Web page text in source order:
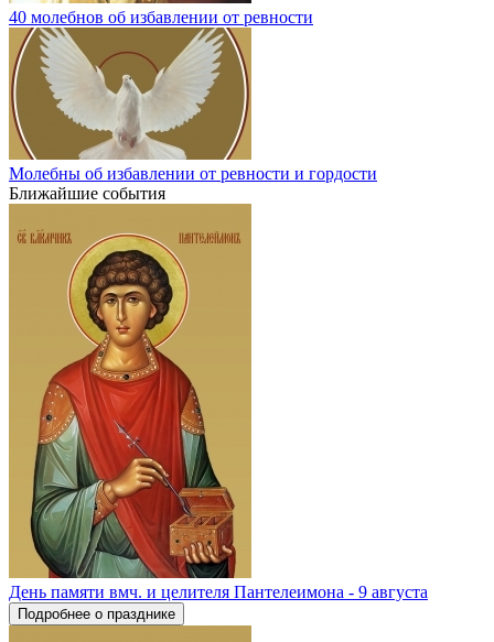
40 молебнов об избавлении от ревности
Молебны об избавлении от ревности и гордости
Ближайшие события
День памяти вмч. и целителя Пантелеимона - 9 августа
Подробнее о празднике